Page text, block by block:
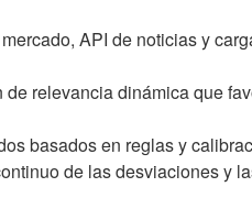
API de noticias y
de relevancia dinámica que
basados en reglas y
de las desviaciones y